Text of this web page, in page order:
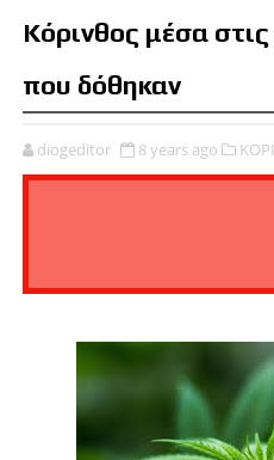
Κόρινθος μέσα
που δόθηκαν
diogeditor 8 years ago